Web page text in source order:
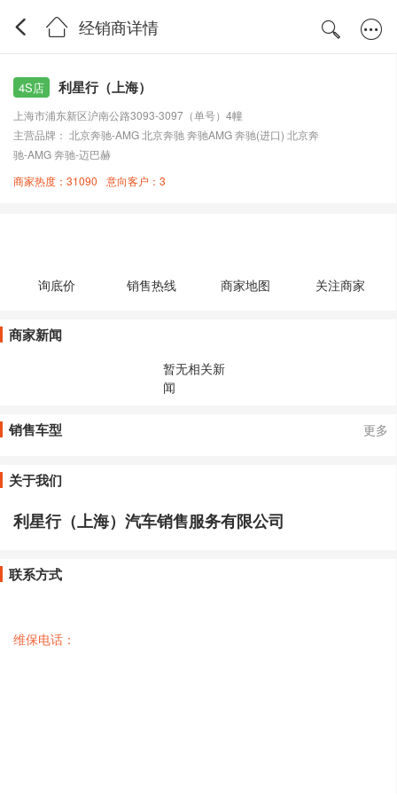
经销商详情
4S店 利星行（上海）
上海市浦东新区沪南公路3093-3097（单号）4幢
主营品牌： 北京奔驰-AMG 北京奔驰 奔驰AMG 奔驰(进口) 北京奔
驰-AMG 奔驰-迈巴赫
商家热度：31090
意向客户：3
询底价 销售热线 商家地图 关注商家
商家新闻
暂无相关新
闻
销售车型 更多
关于我们
利星行（上海）汽车销售服务有限公司
联系方式
维保电话：